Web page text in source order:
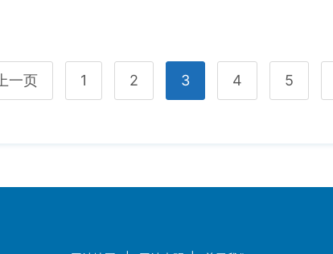
上一页 1 2 3 4 5